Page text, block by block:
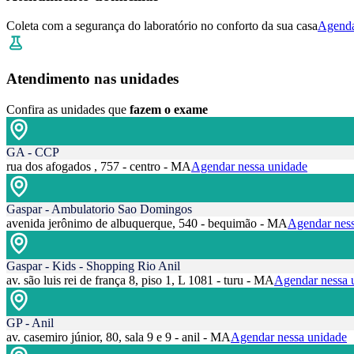
Coleta com a segurança do laboratório no conforto da sua casa
Atendimento nas unidades
Confira as unidades que fazem o exame
GA - CCP
rua dos afogados , 757 - centro - MAAgendar nessa unidade
Gaspar - Ambulatorio Sao Domingos
avenida jerônimo de albuquerque, 540 - bequimão - MAAgendar
Gaspar - Kids - Shopping Rio Anil
av. são luis rei de frança 8, piso 1, L 1081 - turu - MAAgendar nessa
GP - Anil
av. casemiro júnior, 80, sala 9 e 9 - anil - MAAgendar nessa unidade